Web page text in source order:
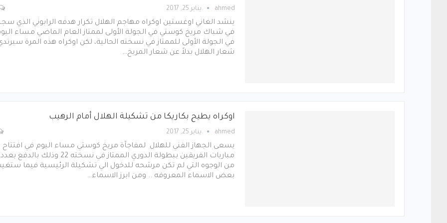
ahmed يناير 25, 2017
ينشد الغاني اوغستين اوكراه مهاجم الهلال تكرار هدفه الرابوني الذي
في شباك مريخ كوستي في الجولة الأولى لممتاز العام الماضي مساء
في الجولة الأولى للممتاز في نسخته الحالية، لكن اوكراه هذه المرة
شعار الهلال بدلاً عن شعار المريخ…
اوكراه يطيح بكاريكا من تشكيلة الهلال أمام الرهيب
ahmed يناير 25, 2017
يسعى الجهاز الفني للهلال لمفاجآة مريخ كوستي مساء اليوم في افتتاح
مباريات الفريقين ببطولة الدوري الممتاز في نسخته 22 وذلك بالدفع بعدد
من الوجوه التي لم تكن مرشحه للدخول الي تشكيلة الرئيسية فيما
بعض الاسماء المعروفه .. ومن ابرز الاسماء…